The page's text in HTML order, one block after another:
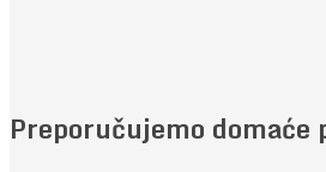
Preporučujemo domaće